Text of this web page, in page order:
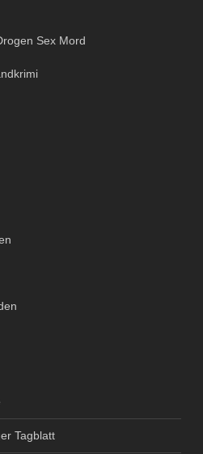
Sex Mord
Tagblatt